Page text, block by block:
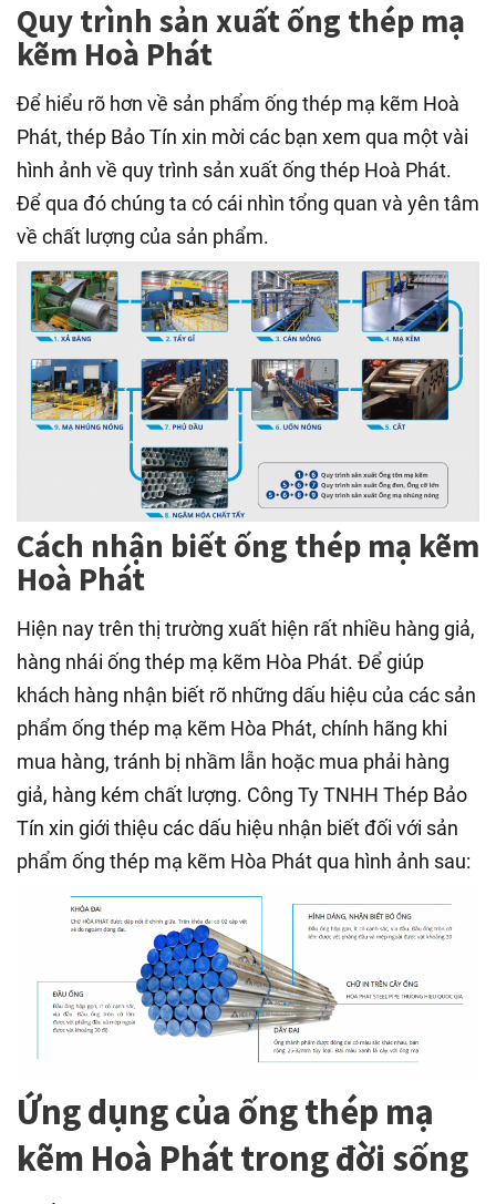
Quy trình sản xuất ống thép mạ
kẽm Hoà Phát
Để hiểu rõ hơn về sản phẩm ống thép mạ kẽm Hoà
Phát, thép Bảo Tín xin mời các bạn xem qua một vài
hình ảnh về quy trình sản xuất ống thép Hoà Phát.
Để qua đó chúng ta có cái nhìn tổng quan và yên tâm
về chất lượng của sản phẩm.
Cách nhận biết ống thép mạ kẽm
Hoà Phát
Hiện nay trên thị trường xuất hiện rất nhiều hàng giả,
hàng nhái ống thép mạ kẽm Hòa Phát. Để giúp
khách hàng nhận biết rõ những dấu hiệu của các sản
phẩm ống thép mạ kẽm Hòa Phát, chính hãng khi
mua hàng, tránh bị nhầm lẫn hoặc mua phải hàng
giả, hàng kém chất lượng. Công Ty TNHH Thép Bảo
Tín xin giới thiệu các dấu hiệu nhận biết đối với sản
phẩm ống thép mạ kẽm Hòa Phát qua hình ảnh sau:
Ứng dụng của ống thép mạ
kẽm Hoà Phát trong đời sống